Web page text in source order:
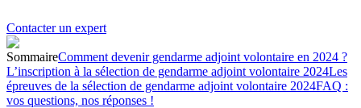
Contacter un expert
SommaireComment devenir gendarme adjoint volontaire en 2024 ?
L’inscription à la sélection de gendarme adjoint volontaire 2024Les
épreuves de la sélection de gendarme adjoint volontaire 2024FAQ :
vos questions, nos réponses !